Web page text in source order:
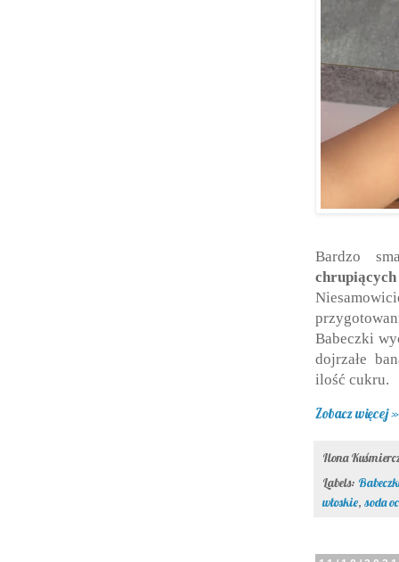
Bardzo
Babeczki
dojrzałe
ilość cukru.
Zobacz więcej »
Ilona
Labels:
włoskie, soda